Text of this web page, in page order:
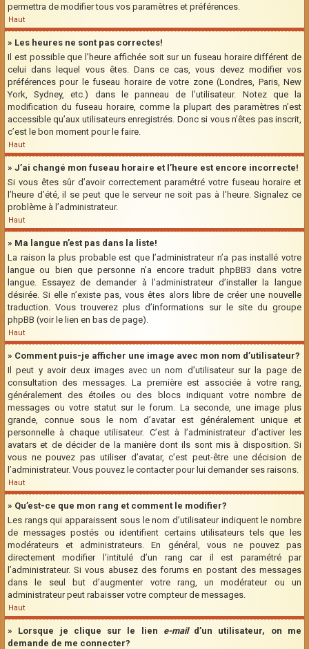
permettra de modifier tous vos paramètres et préférences.
Haut
» Les heures ne sont pas correctes!
Il est possible que l’heure affichée soit sur un fuseau horaire différent de
celui dans lequel vous êtes. Dans ce cas, vous devez modifier vos
préférences pour le fuseau horaire de votre zone (Londres, Paris, New
York, Sydney, etc.) dans le panneau de l’utilisateur. Notez que la
modification du fuseau horaire, comme la plupart des paramètres n’est
accessible qu’aux utilisateurs enregistrés. Donc si vous n’êtes pas inscrit,
c’est le bon moment pour le faire.
Haut
» J’ai changé mon fuseau horaire et l’heure est encore incorrecte!
Si vous êtes sûr d’avoir correctement paramétré votre fuseau horaire et
l’heure d’été, il se peut que le serveur ne soit pas à l’heure. Signalez ce
problème à l’administrateur.
Haut
» Ma langue n’est pas dans la liste!
La raison la plus probable est que l’administrateur n’a pas installé votre
langue ou bien que personne n’a encore traduit phpBB3 dans votre
langue. Essayez de demander à l’administrateur d’installer la langue
désirée. Si elle n’existe pas, vous êtes alors libre de créer une nouvelle
traduction. Vous trouverez plus d’informations sur le site du groupe
phpBB (voir le lien en bas de page).
Haut
» Comment puis-je afficher une image avec mon nom d’utilisateur?
Il peut y avoir deux images avec un nom d’utilisateur sur la page de
consultation des messages. La première est associée à votre rang,
généralement des étoiles ou des blocs indiquant votre nombre de
messages ou votre statut sur le forum. La seconde, une image plus
grande, connue sous le nom d’avatar est généralement unique et
personnelle à chaque utilisateur. C’est à l’administrateur d’activer les
avatars et de décider de la manière dont ils sont mis à disposition. Si
vous ne pouvez pas utiliser d’avatar, c’est peut-être une décision de
l’administrateur. Vous pouvez le contacter pour lui demander ses raisons.
Haut
» Qu’est-ce que mon rang et comment le modifier?
Les rangs qui apparaissent sous le nom d’utilisateur indiquent le nombre
de messages postés ou identifient certains utilisateurs tels que les
modérateurs et administrateurs. En général, vous ne pouvez pas
directement modifier l’intitulé d’un rang car il est paramétré par
l’administrateur. Si vous abusez des forums en postant des messages
dans le seul but d’augmenter votre rang, un modérateur ou un
administrateur peut rabaisser votre compteur de messages.
Haut
» Lorsque je clique sur le lien e-maild’un utilisateur, on me
demande de me connecter?